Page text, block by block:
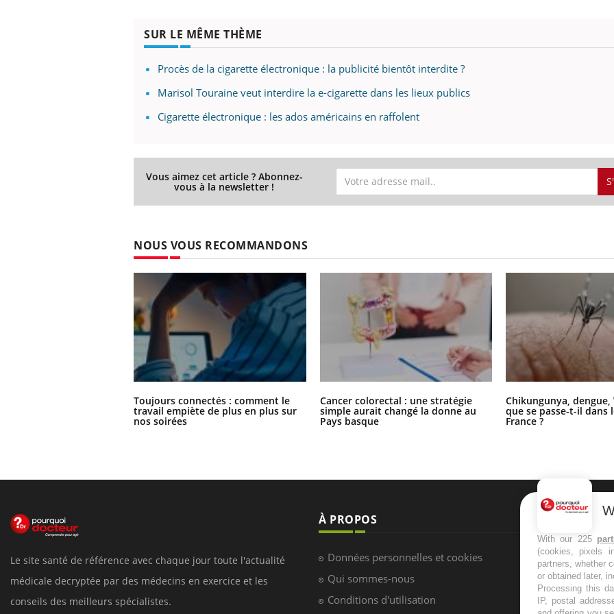
SUR LE MÊME THÈME
Procès de la cigarette électronique : la publicité bientôt interdite ?
Marisol Touraine veut interdire la e-cigarette dans les lieux publics
Cigarette électronique : les ados américains en raffolent
Vous aimez cet article ? Abonnez-
vous à la newsletter !
NOUS VOUS RECOMMANDONS
Toujours connectés : comment le
travail empiète de plus en plus sur
nos soirées
Cancer colorectal : une stratégie
simple aurait changé la donne au
Pays basque
Chikungunya, dengue,
que se passe-t-il dans
France ?
Le site santé de référence avec chaque jour toute l'actualité
médicale decryptée par des médecins en exercice et les
conseils des meilleurs spécialistes.
À PROPOS
Données personnelles et cookies
Qui sommes-nous
Conditions d'utilisation
Recevez
infos santé
With our 225
(cookies, pixels
partners, whether
or obtained later,
Processing this
IP, postal